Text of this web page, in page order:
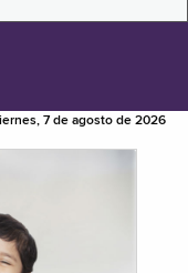
7 de agosto de 2026